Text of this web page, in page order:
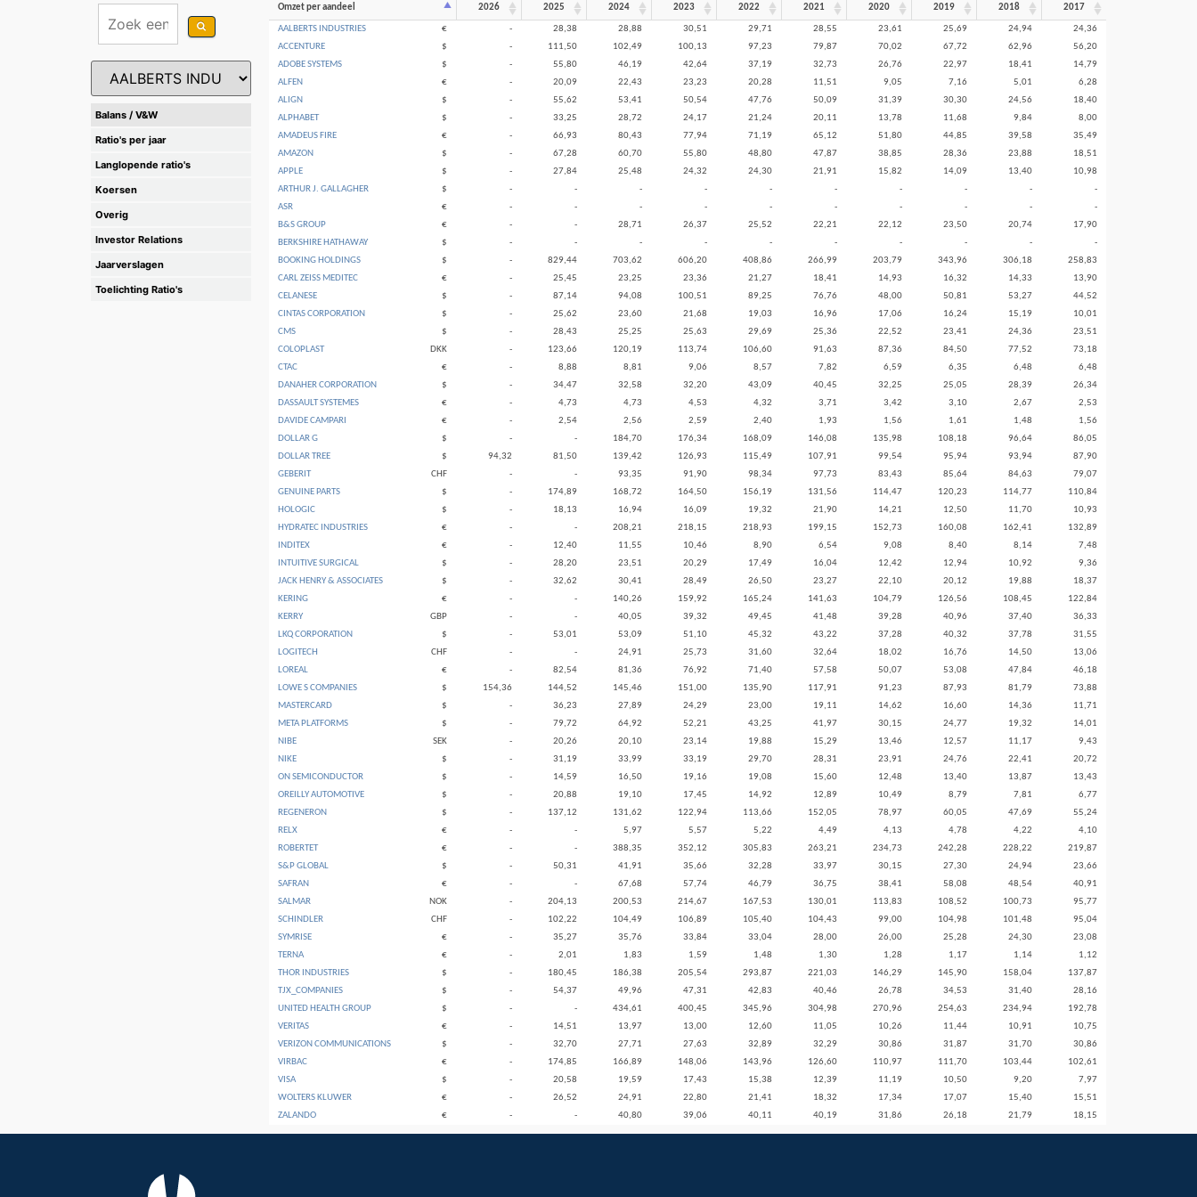
Balans / V&W
Ratio's per jaar
Langlopende ratio's
Koersen
Overig
Investor Relations
Jaarverslagen
Toelichting Ratio's
AALBERTS INDUSTRIES € - 28,38 28,88 30,51 29,71 28,55 23,61 25,69 24,94
24,36
ACCENTURE
$ - 111,50 102,49 100,13 97,23 79,87 70,02 67,72 62,96
56,20
ADOBE SYSTEMS
$ - 55,80 46,19 42,64 37,19 32,73 26,76 22,97 18,41
14,79
ALFEN
€ - 20,09 22,43 23,23 20,28 11,51 9,05 7,16 5,01
6,28
ALIGN
$ - 55,62 53,41 50,54 47,76 50,09 31,39 30,30 24,56
18,40
ALPHABET
$ - 33,25 28,72 24,17 21,24 20,11 13,78 11,68 9,84
8,00
AMADEUS FIRE
€ - 66,93 80,43 77,94 71,19 65,12 51,80 44,85 39,58
35,49
AMAZON
$ - 67,28 60,70 55,80 48,80 47,87 38,85 28,36 23,88
18,51
APPLE
$ - 27,84 25,48 24,32 24,30 21,91 15,82 14,09 13,40
10,98
ARTHUR J. GALLAGHER
$ - - - - - - - - -
-
ASR
€ - - - - - - - - -
-
B&S GROUP
€ - - 28,71 26,37 25,52 22,21 22,12 23,50 20,74
17,90
BERKSHIRE HATHAWAY
$ - - - - - - - - -
-
BOOKING HOLDINGS
$ - 829,44 703,62 606,20 408,86 266,99 203,79 343,96 306,18
258,83
CARL ZEISS MEDITEC
€ - 25,45 23,25 23,36 21,27 18,41 14,93 16,32 14,33
13,90
CELANESE
$ - 87,14 94,08 100,51 89,25 76,76 48,00 50,81 53,27
44,52
CINTAS CORPORATION
$ - 25,62 23,60 21,68 19,03 16,96 17,06 16,24 15,19
10,01
CMS
$ - 28,43 25,25 25,63 29,69 25,36 22,52 23,41 24,36
23,51
COLOPLAST
DKK - 123,66 120,19 113,74 106,60 91,63 87,36 84,50 77,52
73,18
CTAC
€ - 8,88 8,81 9,06 8,57 7,82 6,59 6,35 6,48
6,48
DANAHER CORPORATION
$ - 34,47 32,58 32,20 43,09 40,45 32,25 25,05 28,39
26,34
DASSAULT SYSTEMES
€ - 4,73 4,73 4,53 4,32 3,71 3,42 3,10 2,67
2,53
DAVIDE CAMPARI
€ - 2,54 2,56 2,59 2,40 1,93 1,56 1,61 1,48
1,56
DOLLAR G
$ - - 184,70 176,34 168,09 146,08 135,98 108,18 96,64
86,05
DOLLAR TREE
$ 94,32 81,50 139,42 126,93 115,49 107,91 99,54 95,94 93,94
87,90
GEBERIT
CHF - - 93,35 91,90 98,34 97,73 83,43 85,64 84,63
79,07
GENUINE PARTS
$ - 174,89 168,72 164,50 156,19 131,56 114,47 120,23 114,77
110,84
HOLOGIC
$ - 18,13 16,94 16,09 19,32 21,90 14,21 12,50 11,70
10,93
HYDRATEC INDUSTRIES
€ - - 208,21 218,15 218,93 199,15 152,73 160,08 162,41
132,89
INDITEX
€ - 12,40 11,55 10,46 8,90 6,54 9,08 8,40 8,14
7,48
INTUITIVE SURGICAL
$ - 28,20 23,51 20,29 17,49 16,04 12,42 12,94 10,92
9,36
JACK HENRY & ASSOCIATES
$ - 32,62 30,41 28,49 26,50 23,27 22,10 20,12 19,88
18,37
KERING
€ - - 140,26 159,92 165,24 141,63 104,79 126,56 108,45
122,84
KERRY
GBP - - 40,05 39,32 49,45 41,48 39,28 40,96 37,40
36,33
LKQ CORPORATION
$ - 53,01 53,09 51,10 45,32 43,22 37,28 40,32 37,78
31,55
LOGITECH
CHF - - 24,91 25,73 31,60 32,64 18,02 16,76 14,50
13,06
LOREAL
€ - 82,54 81,36 76,92 71,40 57,58 50,07 53,08 47,84
46,18
LOWE S COMPANIES
$ 154,36 144,52 145,46 151,00 135,90 117,91 91,23 87,93 81,79
73,88
MASTERCARD
$ - 36,23 27,89 24,29 23,00 19,11 14,62 16,60 14,36
11,71
META PLATFORMS
$ - 79,72 64,92 52,21 43,25 41,97 30,15 24,77 19,32
14,01
NIBE
SEK - 20,26 20,10 23,14 19,88 15,29 13,46 12,57 11,17
9,43
NIKE
$ - 31,19 33,99 33,19 29,70 28,31 23,91 24,76 22,41
20,72
ON SEMICONDUCTOR
$ - 14,59 16,50 19,16 19,08 15,60 12,48 13,40 13,87
13,43
OREILLY AUTOMOTIVE
$ - 20,88 19,10 17,45 14,92 12,89 10,49 8,79 7,81
6,77
REGENERON
$ - 137,12 131,62 122,94 113,66 152,05 78,97 60,05 47,69
55,24
RELX
€ - - 5,97 5,57 5,22 4,49 4,13 4,78 4,22
4,10
ROBERTET
€ - - 388,35 352,12 305,83 263,21 234,73 242,28 228,22
219,87
S&P GLOBAL
$ - 50,31 41,91 35,66 32,28 33,97 30,15 27,30 24,94
23,66
SAFRAN
€ - - 67,68 57,74 46,79 36,75 38,41 58,08 48,54
40,91
SALMAR
NOK - 204,13 200,53 214,67 167,53 130,01 113,83 108,52 100,73
95,77
SCHINDLER
CHF - 102,22 104,49 106,89 105,40 104,43 99,00 104,98 101,48
95,04
SYMRISE
€ - 35,27 35,76 33,84 33,04 28,00 26,00 25,28 24,30
23,08
TERNA
€ - 2,01 1,83 1,59 1,48 1,30 1,28 1,17 1,14
1,12
THOR INDUSTRIES
$ - 180,45 186,38 205,54 293,87 221,03 146,29 145,90 158,04
137,87
TJX_COMPANIES
$ - 54,37 49,96 47,31 42,83 40,46 26,78 34,53 31,40
28,16
UNITED HEALTH GROUP
$ - - 434,61 400,45 345,96 304,98 270,96 254,63 234,94
192,78
VERITAS
€ - 14,51 13,97 13,00 12,60 11,05 10,26 11,44 10,91
10,75
VERIZON COMMUNICATIONS
$ - 32,70 27,71 27,63 32,89 32,29 30,86 31,87 31,70
30,86
VIRBAC
€ - 174,85 166,89 148,06 143,96 126,60 110,97 111,70 103,44
102,61
VISA
$ - 20,58 19,59 17,43 15,38 12,39 11,19 10,50 9,20
7,97
WOLTERS KLUWER
€ - 26,52 24,91 22,80 21,41 18,32 17,34 17,07 15,40
15,51
ZALANDO
€ - - 40,80 39,06 40,11 40,19 31,86 26,18 21,79 18,15
Omzet per aandeel 2026 2025 2024 2023 2022 2021 2020 2019 2018 2017